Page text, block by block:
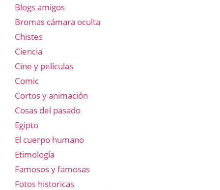
Blogs amigos
Bromas cámara oculta
Chistes
Ciencia
Cine y películas
Comic
Cortos y animación
Cosas del pasado
Egipto
El cuerpo humano
Etimología
Famosos y famosas
Fotos historicas